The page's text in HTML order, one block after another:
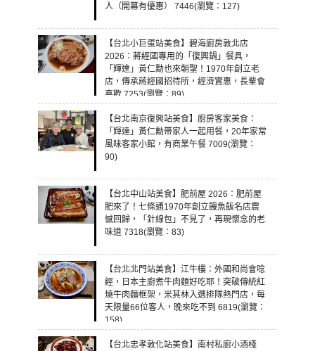
人（開幕有優惠） 7446(瀏覽：127)
【台北小巨蛋站美食】碧海廚房敦北店
2026：蔣經國專用的「復興鍋」餐具，
「輝達」黃仁勳也來朝聖！1970年創立老
店，傳承蔣經國招待所，經濟實惠，長輩會
喜歡 7253(瀏覽：89)
【台北南京復興站美食】廚房客家美食：
「輝達」黃仁勳帶家人一起用餐，20年家常
風味客家小館，有商業午餐 7009(瀏覽：
90)
【台北中山站美食】肥前屋 2026：肥前屋
肥來了！七條通1970年創立饅魚飯名店震
憾回歸，「針線包」不見了，再現懷念的老
味道 7318(瀏覽：83)
【台北北門站美食】江牛樓：外國和尚會唸
經，日本主廚煮牛肉麵好吃耶！突破傳統紅
燒牛肉麵框架，米其林入選排隊熱門店，每
天限量66位客人，晚來吃不到 6819(瀏覽：
158)
【台北忠孝敦化站美食】南村私廚小酒棧